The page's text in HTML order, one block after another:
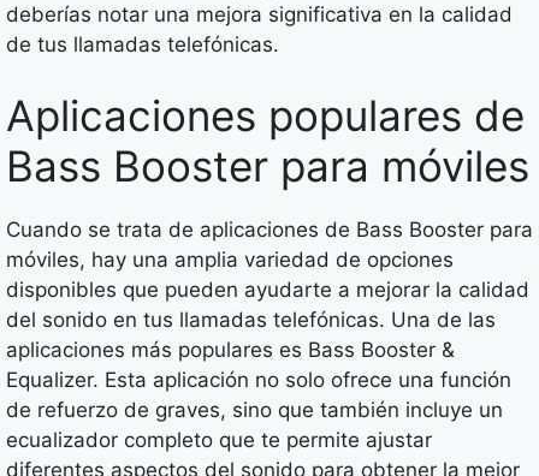
deberías notar una mejora significativa en la calidad
de tus llamadas telefónicas.
Aplicaciones populares de
Bass Booster para móviles
Cuando se trata de aplicaciones de Bass Booster para
móviles, hay una amplia variedad de opciones
disponibles que pueden ayudarte a mejorar la calidad
del sonido en tus llamadas telefónicas. Una de las
aplicaciones más populares es Bass Booster &
Equalizer. Esta aplicación no solo ofrece una función
de refuerzo de graves, sino que también incluye un
ecualizador completo que te permite ajustar
diferentes aspectos del sonido para obtener la mejor